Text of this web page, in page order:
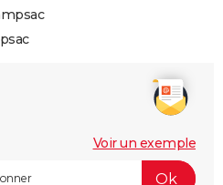
Voir un exemple